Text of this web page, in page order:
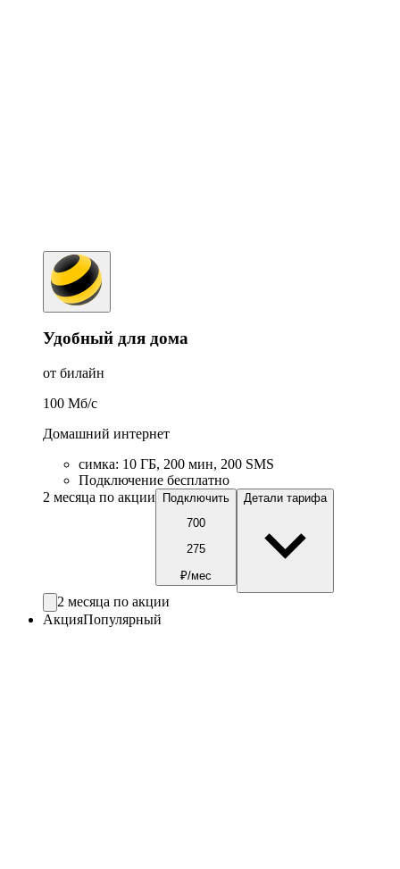
Удобный для дома
от билайн
100 Мб/c
Домашний интернет
симка: 10 ГБ, 200 мин, 200 SMS
Подключение бесплатно
2 месяца по акции
Подключить
700
275
₽/мес
Детали тарифа
2 месяца по акции
АкцияПопулярный